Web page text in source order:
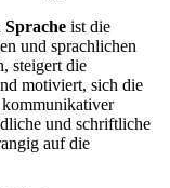
Sprache ist die
und sprachlichen
steigert die
motiviert, sich die
und schriftliche
auf die